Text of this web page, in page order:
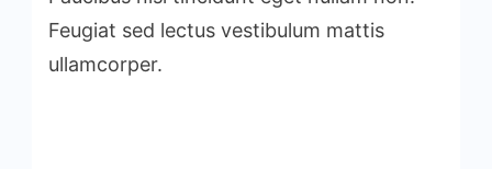
Feugiat sed lectus vestibulum mattis
ullamcorper.